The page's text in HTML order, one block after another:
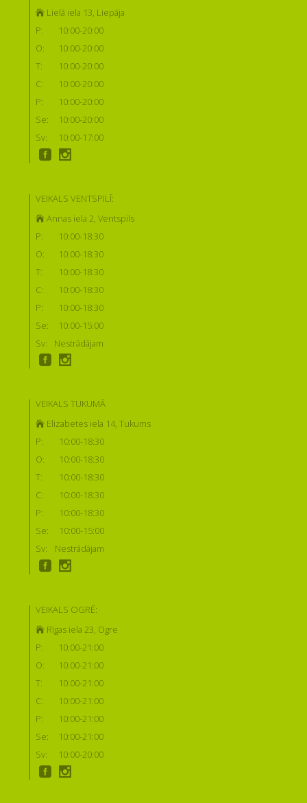
Lielā iela 13, Liepāja
P:
10:00-20:00
O:
10:00-20:00
T:
10:00-20:00
C:
10:00-20:00
P:
10:00-20:00
Se:
10:00-20:00
Sv:
10:00-17:00
VEIKALS VENTSPILĪ:
Annas iela 2, Ventspils
P:
10:00-18:30
O:
10:00-18:30
T:
10:00-18:30
C:
10:00-18:30
P:
10:00-18:30
Se:
10:00-15:00
Sv:
Nestrādājam
VEIKALS TUKUMĀ
Elizabetes iela 14, Tukums
P:
10:00-18:30
O:
10:00-18:30
T:
10:00-18:30
C:
10:00-18:30
P:
10:00-18:30
Se:
10:00-15:00
Sv:
Nestrādājam
VEIKALS OGRĒ:
Rīgas iela 23, Ogre
P:
10:00-21:00
O:
10:00-21:00
T:
10:00-21:00
C:
10:00-21:00
P:
10:00-21:00
Se:
10:00-21:00
Sv:
10:00-20:00